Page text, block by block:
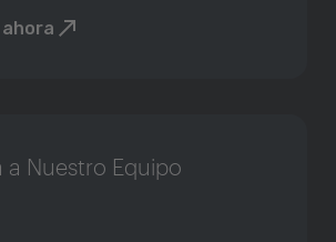
Nuestro Equipo